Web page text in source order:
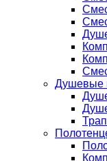
Душевые